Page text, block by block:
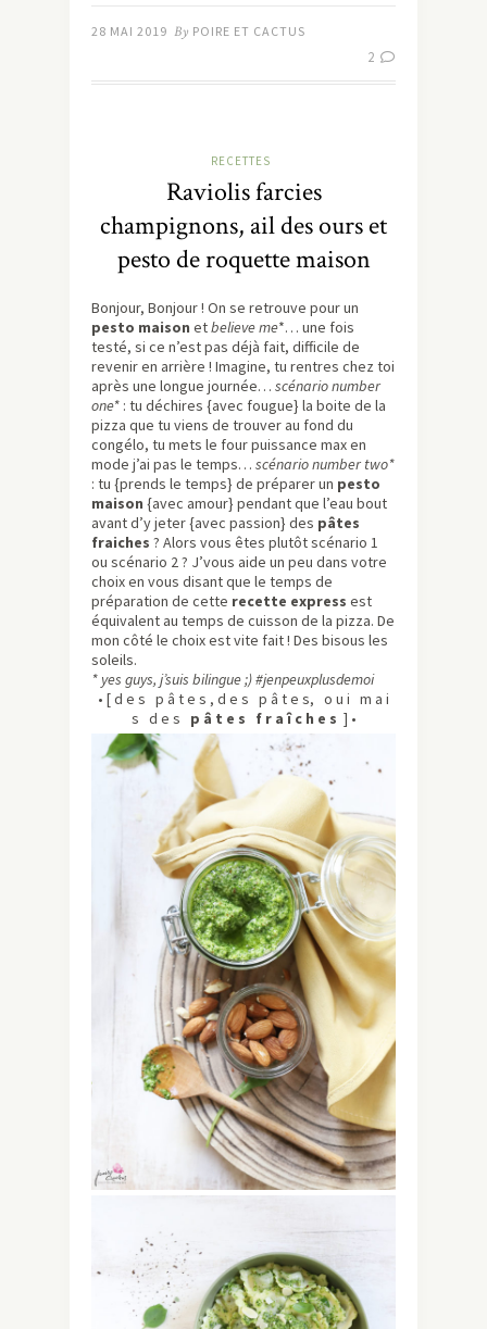
28 MAI 2019 By POIRE ET CACTUS
2
RECETTES
Raviolis farcies
champignons, ail des ours et
pesto de roquette maison
Bonjour, Bonjour ! On se retrouve pour un
pesto maison etbelieve me*… une fois
testé, si ce n’est pas déjà fait, difficile de
revenir en arrière ! Imagine, tu rentres chez toi
après une longue journée… scénario number
one* : tu déchires {avec fougue} la boite de la
pizza que tu viens de trouver au fond du
congélo, tu mets le four puissance max en
mode j’ai pas le temps… scénario number two*
: tu {prends le temps} de préparer un pesto
maison {avec amour} pendant que l’eau bout
avant d’y jeter {avec passion} des pâtes
fraiches ? Alors vous êtes plutôt scénario 1
ou scénario 2 ? J’vous aide un peu dans votre
choix en vous disant que le temps de
préparation de cette recette express est
équivalent au temps de cuisson de la pizza. De
mon côté le choix est vite fait ! Des bisous les
soleils.
* yes guys, j’suis bilingue ;) #jenpeuxplusdemoi
• [ d e s p â t e s , d e s p â t e s, o u i m a i
s d e s p â t e s f r a î c h e s ] •